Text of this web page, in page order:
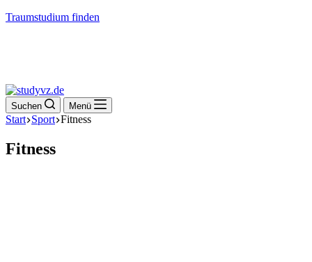
Traumstudium finden
Suchen Menü
Start Sport Fitness
Fitness